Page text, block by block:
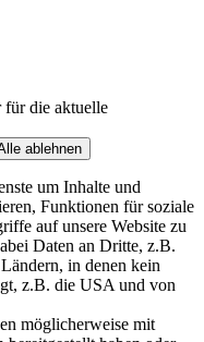
für die aktuelle
ablehnen
um Inhalte und
Funktionen für soziale
auf unsere Website zu
Daten an Dritte, z.B.
in denen kein
z.B. die USA und von
möglicherweise mit